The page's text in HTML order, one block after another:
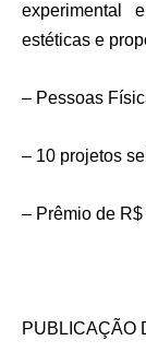
experimental
estéticas e
– Pessoas
– 10 projetos
– Prêmio de
PUBLICAÇÃO